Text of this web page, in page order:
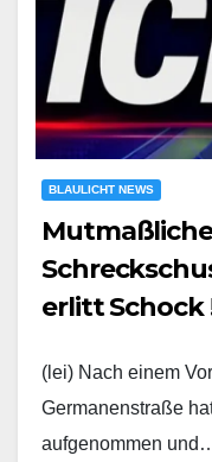
BLAULICHT NEWS
erlitt Schock
(lei) Nach einem
Germanenstraße
aufgenommen